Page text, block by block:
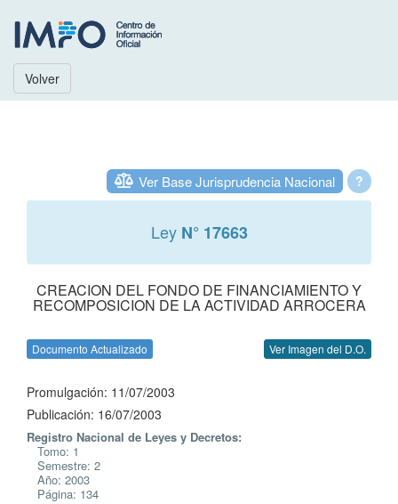
Volver
?
Ver Base Jurisprudencia Nacional
Ley N° 17663
CREACION DEL FONDO DE FINANCIAMIENTO Y
RECOMPOSICION DE LA ACTIVIDAD ARROCERA
Documento Actualizado Ver Imagen del D.O.
Promulgación: 11/07/2003
Publicación: 16/07/2003
Registro Nacional de Leyes y Decretos:
Tomo: 1
Semestre: 2
Año: 2003
Página: 134